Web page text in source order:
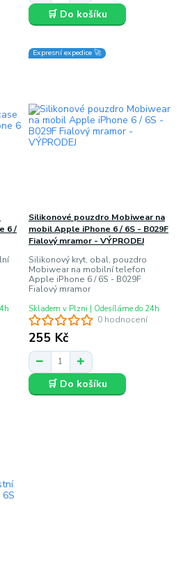
🛒 Do košíku
6 /
Expresní expedice 🚀
0 hodnocení
Silikonové pouzdro Mobiwear na
mobil Apple iPhone 6 / 6S - B029F
Fialový mramor - VÝPRODEJ
Silikonový kryt, obal, pouzdro
Mobiwear na mobilní telefon
Apple iPhone 6 / 6S - B029F
Fialový mramor
255 Kč
Skladem v Plzni | Odesíláme do 24h
🛒 Do košíku